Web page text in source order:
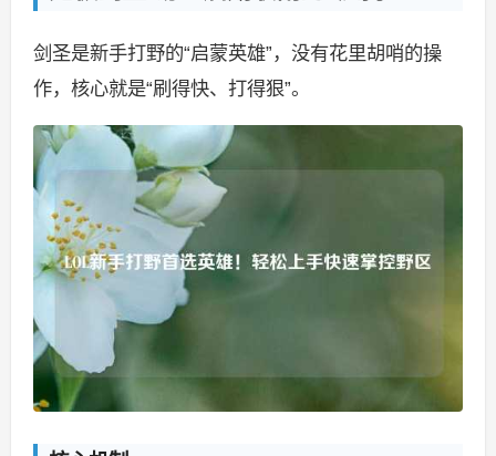
剑圣是新手打野的“启蒙英雄”，没有花里胡哨的操
作，核心就是“刷得快、打得狠”。